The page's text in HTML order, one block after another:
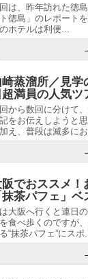
は、昨年訪れた徳
徳島」のレポート
ホテルは利便...
崎蒸溜所／見学
超満員の人気ツ
から数回に分けて
をお伝えしようと
え、普段は滅多に
阪でおススメ！
抹茶パフェ」ベ
大阪へ行くと連日
食べ歩くのですが
“抹茶パフェ”にスポ